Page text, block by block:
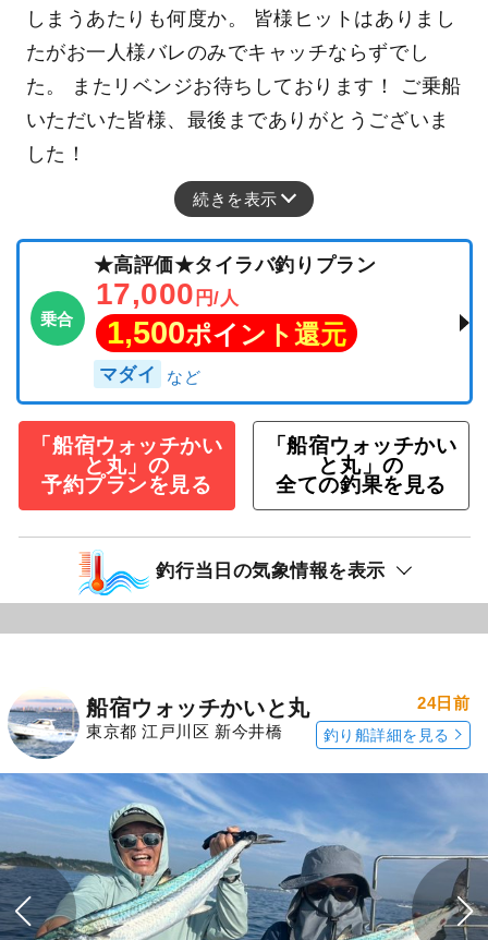
しまうあたりも何度か。 皆様ヒットはありまし
たがお一人様バレのみでキャッチならずでし
た。 またリベンジお待ちしております！ ご乗船
いただいた皆様、最後までありがとうございま
した！
続きを表示
乗合
★高評価★タイラバ釣りプラン
17,000 円/人
1,500ポイント還元
マダイ
「船宿ウォッチかい
と丸」の
予約プランを見る
「船宿ウォッチかい
と丸」の
全ての釣果を見る
釣行当日の気象情報を表示
船宿ウォッチかいと丸
東京都 江戸川区 新今井橋
24日前
釣り船詳細を見る